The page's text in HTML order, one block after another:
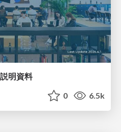
明資料
0 6.5k